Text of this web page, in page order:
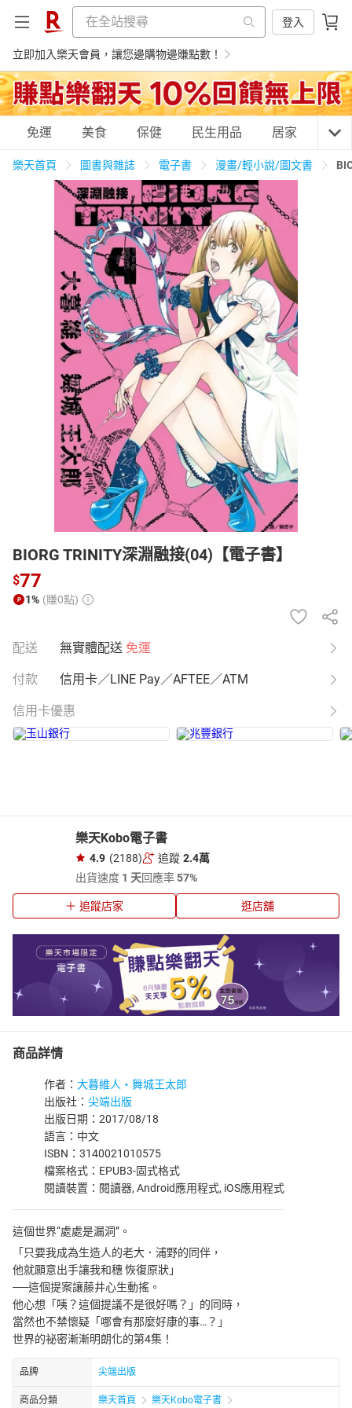
登入
立即加入樂天會員，讓您邊購物邊賺點數！
購物網分類
美食蛋糕 養生保健 民生用品
居家生活 3C家電 運動休閒 親子玩具
女裝 男裝 化妝保養 情趣用品
日本購物 電子/紙本書
HOT
免運 美食 保健 民生用品 居家 3C
樂天首頁 圖書與雜誌 電子書 漫畫/輕小說/圖文書
BIORG TRINITY深淵融接(04)【電子書】
$77
1% (賺0點)
配送 無實體配送 免運
付款 信用卡／LINE Pay／AFTEE／ATM
信用卡優惠
樂天Kobo電子書
4.9 (2188) 追蹤 2.4萬
出貨速度 1 天回應率57%
追蹤店家 逛店舖
商品詳情
作者： 大暮維人‧舞城王太郎
出版社： 尖端出版
出版日期：2017/08/18
語言：中文
ISBN：3140021010575
檔案格式：EPUB3-固式格式
閱讀裝置：閱讀器, Android應用程式, iOS應用程式
這個世界“處處是漏洞”。
「只要我成為生造人的老大．浦野的同伴，
他就願意出手讓我和穗 恢復原狀」
──這個提案讓藤井心生動搖。
他心想「咦？這個提議不是很好嗎？」的同時，
當然也不禁懷疑「哪會有那麼好康的事…？」
世界的祕密漸漸明朗化的第4集！
品牌 尖端出版
商品分類 樂天首頁 樂天Kobo電子書